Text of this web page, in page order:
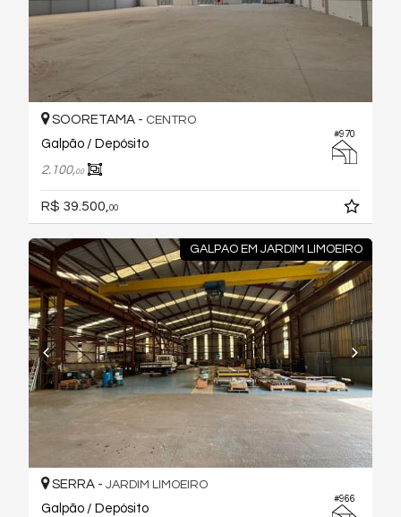
#970
SOORETAMA - CENTRO
Galpão / Depósito
2.100,00
R$ 39.500, 00
GALPAO EM JARDIM LIMOEIRO
#966
SERRA - JARDIM LIMOEIRO
Galpão / Depósito